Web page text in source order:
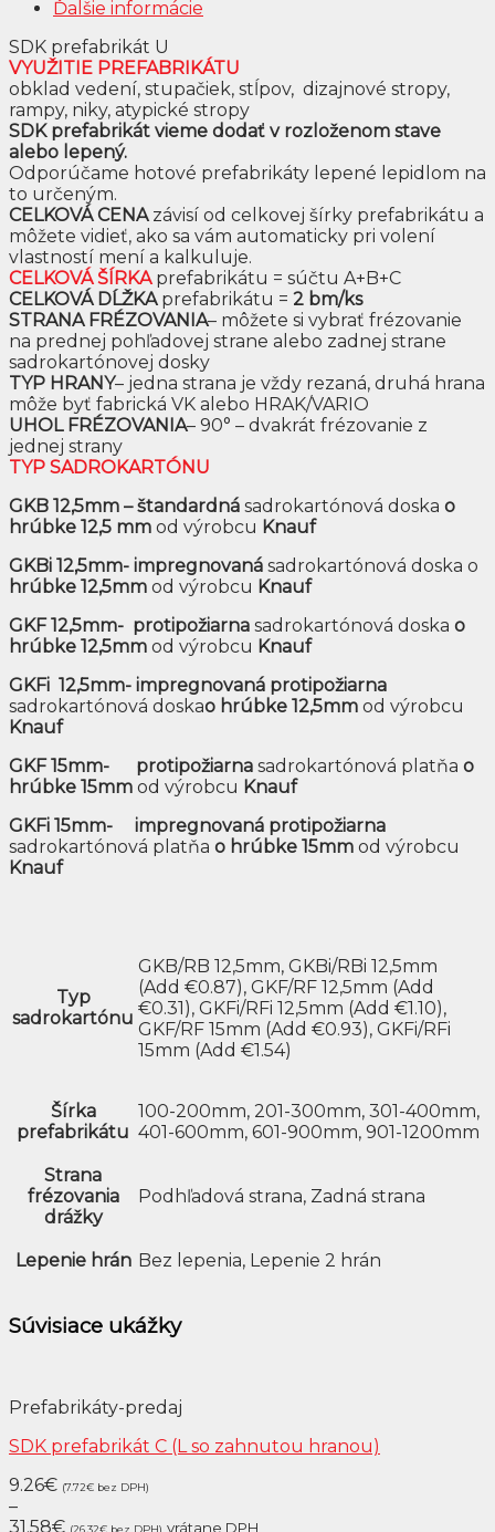
Ďalšie informácie
SDK prefabrikát U
VYUŽITIE PREFABRIKÁTU
obklad vedení, stupačiek, stĺpov, dizajnové stropy,
rampy, niky, atypické stropy
SDK prefabrikát vieme dodať v rozloženom stave
alebo lepený.
Odporúčame hotové prefabrikáty lepené lepidlom na
to určeným.
CELKOVÁ CENAzávisí od celkovej šírky prefabrikátu a
môžete vidieť, ako sa vám automaticky pri volení
vlastností mení a kalkuluje.
CELKOVÁ ŠÍRKAprefabrikátu = súčtu A+B+C
CELKOVÁ DĹŽKAprefabrikátu = 2 bm/ks
STRANA FRÉZOVANIA– môžete si vybrať frézovanie
na prednej pohľadovej strane alebo zadnej strane
sadrokartónovej dosky
TYP HRANY– jedna strana je vždy rezaná, druhá hrana
môže byť fabrická VK alebo HRAK/VARIO
UHOL FRÉZOVANIA– 90° – dvakrát frézovanie z
jednej strany
TYP SADROKARTÓNU
GKB 12,5mm – štandardná sadrokartónová doska o
hrúbke 12,5 mm od výrobcu Knauf
GKBi 12,5mm- impregnovaná sadrokartónová doska o
hrúbke 12,5mm od výrobcu Knauf
GKF 12,5mm- protipožiarna sadrokartónová doska o
hrúbke 12,5mm od výrobcu Knauf
GKFi 12,5mm- impregnovaná protipožiarna
sadrokartónová doskao hrúbke 12,5mm od výrobcu
Knauf
GKF 15mm- protipožiarna sadrokartónová platňa o
hrúbke 15mm od výrobcu Knauf
GKFi 15mm- impregnovaná protipožiarna
sadrokartónová platňa o hrúbke 15mm od výrobcu
Knauf
Typ
sadrokartónu
GKB/RB 12,5mm, GKBi/RBi 12,5mm
(Add €0.87), GKF/RF 12,5mm (Add
€0.31), GKFi/RFi 12,5mm (Add €1.10),
GKF/RF 15mm (Add €0.93), GKFi/RFi
15mm (Add €1.54)
Šírka
prefabrikátu
100-200mm, 201-300mm, 301-400mm,
401-600mm, 601-900mm, 901-1200mm
Strana
frézovania
drážky
Podhľadová strana, Zadná strana
Lepenie hrán Bez lepenia, Lepenie 2 hrán
Súvisiace ukážky
Prefabrikáty-predaj
SDK prefabrikát C (L so zahnutou hranou)
9.26€ (7.72€ bez DPH)
–
31.58€ vrátane DPH